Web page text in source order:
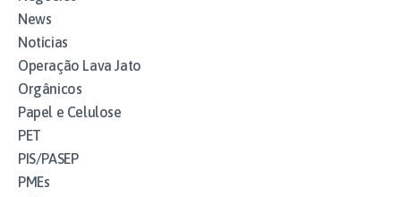
News
Notícias
Operação Lava Jato
Orgânicos
Papel e Celulose
PET
PIS/PASEP
PMEs